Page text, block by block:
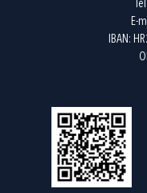
Tel:
E-
IBAN: